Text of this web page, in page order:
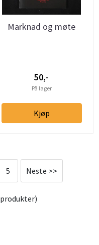
Marknad og møte
50,-
På lager
Kjøp
5 Neste >>
produkter)